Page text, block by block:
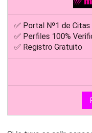
✅ Portal Nº1 de
✅ Perfiles 100%
✅ Registro Gratuito